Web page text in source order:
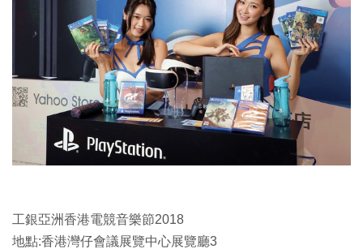
工銀亞洲香港電競音樂節2018
地點:香港灣仔會議展覽中心展覽廳3